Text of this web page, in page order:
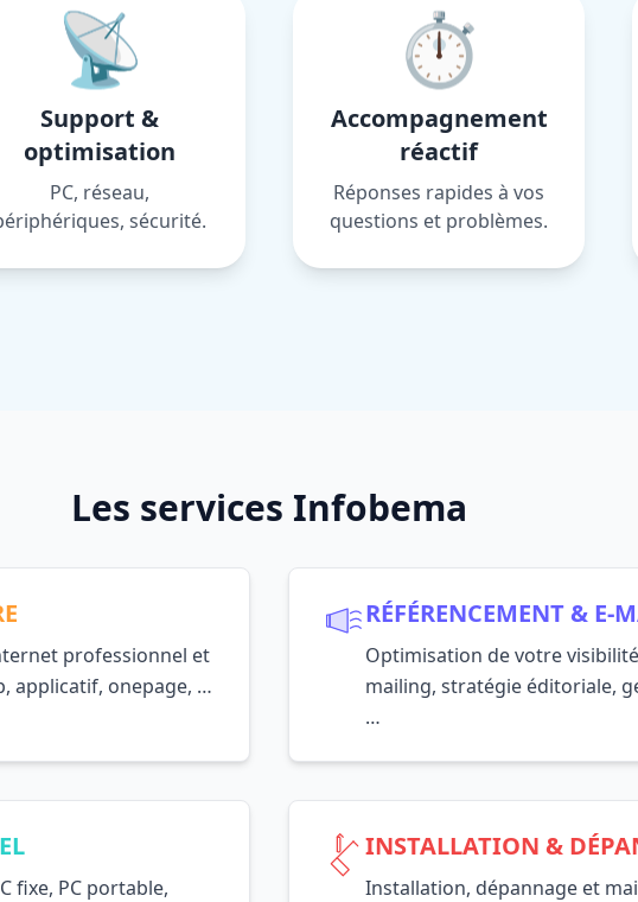
📡
Support &
optimisation
PC, réseau,
sécurité.
⏱️
Accompagnement
réactif
Réponses rapides à vos
questions et problèmes.
Les services Infobema
professionnel et
applicatif, onepage, …
RÉFÉRENCEMENT & E-
Optimisation de votre
mailing, stratégie éditoriale,
…
fixe, PC portable,
INSTALLATION &
Installation, dépannage et